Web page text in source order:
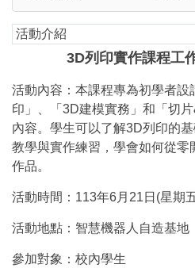
活動介紹
3D列印實作課程工
活動內容：本課程專為初學者設
印」、「3D建模實務」和「切
內容。學生可以了解3D列印的
教學與實作練習，學會如何從零
作品。
活動時間：113年6月21日(星期
活動地點：智慧機器人自造基地
參加對象：校內學生